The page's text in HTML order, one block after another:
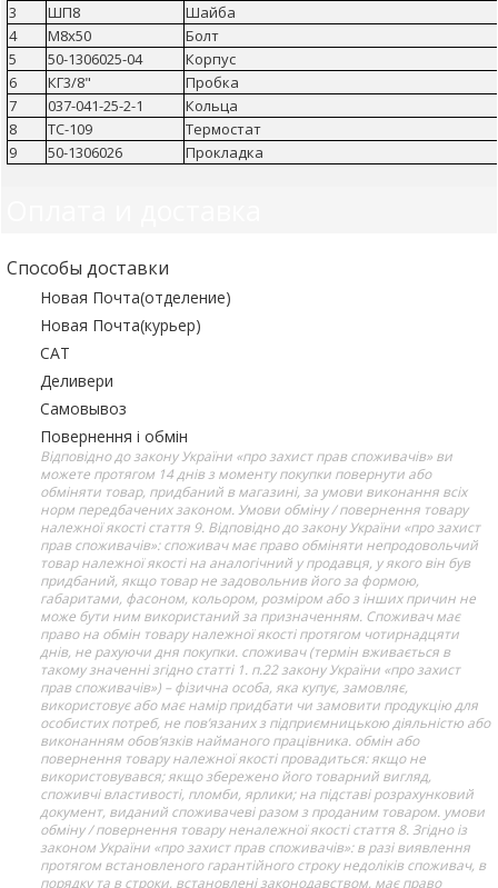
3
ШП8
Шайба
4
М8х50
Болт
5
50-1306025-04
Корпус
6
КГ3/8"
Пробка
7
037-041-25-2-1
Кольца
8
ТС-109
Термостат
9
50-1306026 Прокладка
Способы доставки
Новая Почта(отделение)
Новая Почта(курьер)
САТ
Деливери
Самовывоз
Повернення і обмін
Відповідно до закону України «про захист прав споживачів» ви
можете протягом 14 днів з моменту покупки повернути або
обміняти товар, придбаний в магазині, за умови виконання всіх
норм передбачених законом. Умови обміну / повернення товару
належної якості стаття 9. Відповідно до закону України «про захист
прав споживачів»: споживач має право обміняти непродовольчий
товар належної якості на аналогічний у продавця, у якого він був
придбаний, якщо товар не задовольнив його за формою,
габаритами, фасоном, кольором, розміром або з інших причин не
може бути ним використаний за призначенням. Споживач має
право на обмін товару належної якості протягом чотирнадцяти
днів, не рахуючи дня покупки. споживач (термін вживається в
такому значенні згідно статті 1. п.22 закону України «про захист
прав споживачів») – фізична особа, яка купує, замовляє,
використовує або має намір придбати чи замовити продукцію для
особистих потреб, не пов’язаних з підприємницькою діяльністю або
виконанням обов’язків найманого працівника. обмін або
повернення товару належної якості провадиться: якщо не
використовувався; якщо збережено його товарний вигляд,
споживчі властивості, пломби, ярлики; на підставі розрахунковий
документ, виданий споживачеві разом з проданим товаром. умови
обміну / повернення товару неналежної якості стаття 8. Згідно із
законом України «про захист прав споживачів»: в разі виявлення
протягом встановленого гарантійного строку недоліків споживач, в
порядку та в строки, встановлені законодавством, має право